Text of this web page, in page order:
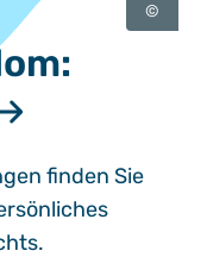
©
finden Sie